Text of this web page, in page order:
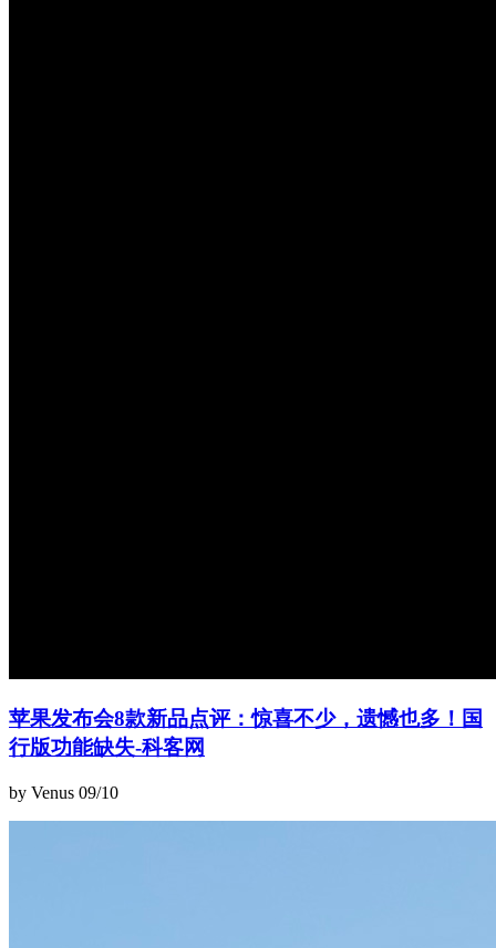
苹果发布会8款新品点评：惊喜不少，遗憾也多！国
行版功能缺失-科客网
by Venus 09/10